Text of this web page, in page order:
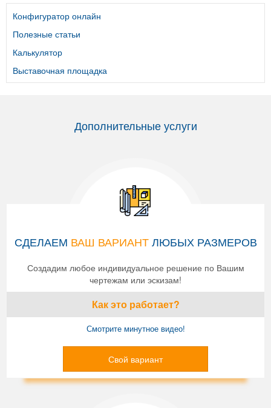
Конфигуратор онлайн
Полезные статьи
Калькулятор
Выставочная площадка
Дополнительные услуги
СДЕЛАЕМ ВАШ ВАРИАНТЛЮБЫХ РАЗМЕРОВ
Создадим любое индивидуальное решение по Вашим
чертежам или эскизам!
Как это работает?
Смотрите минутное видео!
Свой вариант